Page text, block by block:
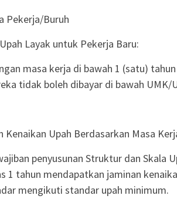
Pekerja/Buruh
Layak untuk Pekerja Baru:
masa kerja di bawah 1 (satu)
tidak boleh dibayar di bawah UMK/
Kenaikan Upah Berdasarkan Masa
penyusunan Struktur dan Skala
1 tahun mendapatkan jaminan
mengikuti standar upah minimum.